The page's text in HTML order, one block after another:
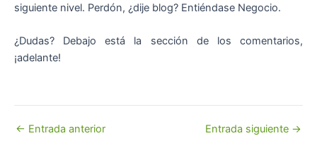
siguiente nivel. Perdón, ¿dije blog? Entiéndase Negocio.
¿Dudas? Debajo está la sección de los comentarios,
¡adelante!
Navegación
← Entrada anterior Entrada siguiente →